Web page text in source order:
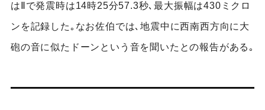
はⅡで発震時は14時25分57.3秒､最大振幅は430ミクロ
ンを記録した｡なお佐伯では､地震中に西南西方向に大
砲の音に似たドーンという音を聞いたとの報告がある｡